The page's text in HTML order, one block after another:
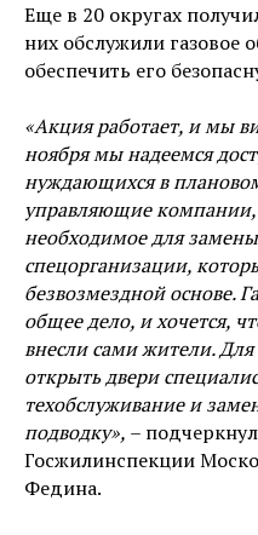
Еще в 20 округах
них обслужили газовое
обеспечить его
«Акция работает, и мы
ноября мы надеемся
нуждающихся в
управляющие компании,
необходимое для
спецорганизации,
безвозмездной основе.
общее дело, и хочется,
внесли сами жители.
открыть двери
техобслуживание и
подводку», –
Госжилинспекции
Федина.